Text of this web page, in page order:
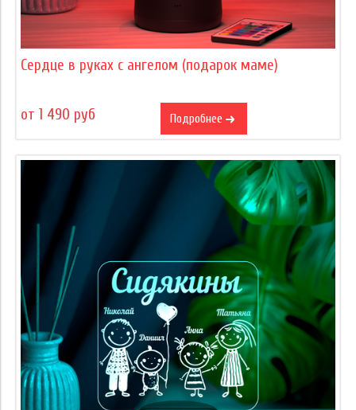
Сердце в руках с ангелом (подарок маме)
от 1 490 руб Подробнее